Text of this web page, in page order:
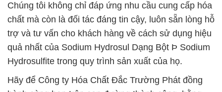
Chúng tôi không chỉ đáp ứng nhu cầu cung cấp hóa
chất mà còn là đối tác đáng tin cậy, luôn sẵn lòng hỗ
trợ và tư vấn cho khách hàng về cách sử dụng hiệu
quả nhất của Sodium Hydrosul Dạng Bột Þ Sodium
Hydrosulfite trong quy trình sản xuất của họ.
Hãy để Công ty Hóa Chất Đắc Trường Phát đồng